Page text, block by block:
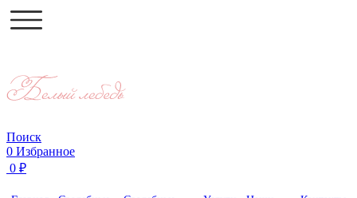
Поиск
0 Избранное
0 ₽